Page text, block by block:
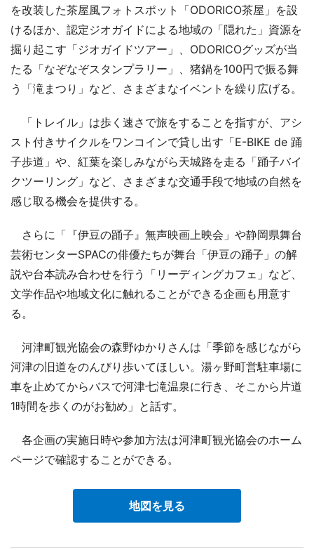
を改装した茶屋風フォトスポット「ODORICO茶屋」を設
けるほか、認定ジオガイドによる地域の「隠れた」資源を
掘り起こす「ジオガイドツアー」、ODORICOグッズが当
たる「なぞなぞスタンプラリー」、猪鍋を100円で振る舞
う「滝まつり」など、さまざまなイベントを繰り広げる。
「トレイル」は歩く速さで旅をすることを指すが、アシ
スト付きサイクルをワンコインで貸し出す「E-BIKE de 踊
子歩道」や、紅葉を楽しみながら天城路を走る「踊子バイ
クツーリング」など、さまざまな交通手段で地域の自然を
感じ取る機会を提供する。
さらに「『伊豆の踊子』無声映画上映会」や静岡県舞台
芸術センターSPACの俳優たちが舞台「伊豆の踊子」の解
説や台本読み合わせを行う「リーディングカフェ」など、
文学作品や地域文化に触れることができる企画も用意す
る。
河津町観光協会の森野ゆかりさんは「季節を感じながら
河津の旧道をのんびり歩いてほしい。湯ヶ野町営駐車場に
車を止めてからバスで河津七滝温泉に行き、そこから片道
1時間を歩くのがお勧め」と話す。
各企画の実施日時や参加方法は河津町観光協会のホーム
ページで確認することができる。
地図を見る